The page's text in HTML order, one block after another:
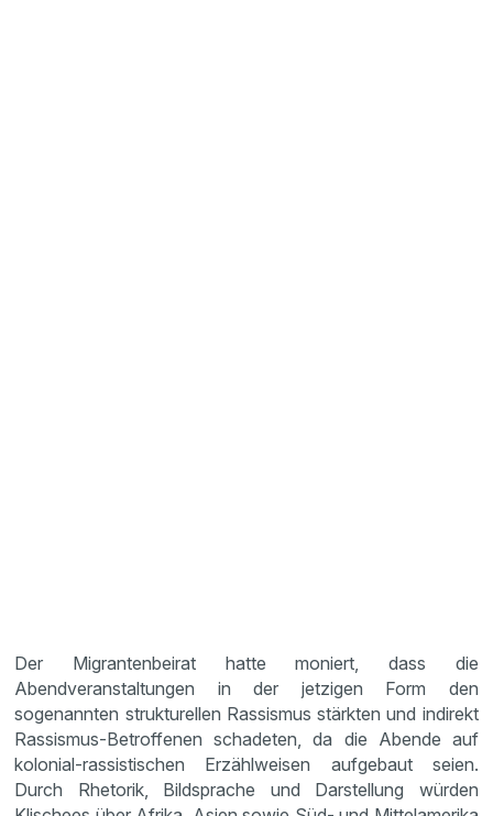
Der Migrantenbeirat hatte moniert, dass die
Abendveranstaltungen in der jetzigen Form den
sogenannten strukturellen Rassismus stärkten und indirekt
Rassismus-Betroffenen schadeten, da die Abende auf
kolonial-rassistischen Erzählweisen aufgebaut seien.
Durch Rhetorik, Bildsprache und Darstellung würden